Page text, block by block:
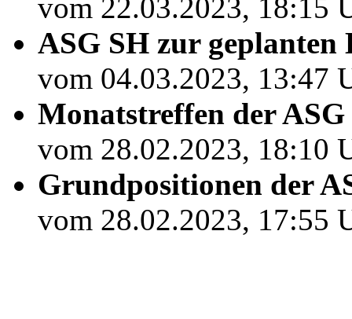
vom 22.03.2023, 18:15
ASG SH zur
vom 04.03.2023, 13:47
Monatstreffen der
vom 28.02.2023, 18:10
Grundpositionen der
vom 28.02.2023, 17:55